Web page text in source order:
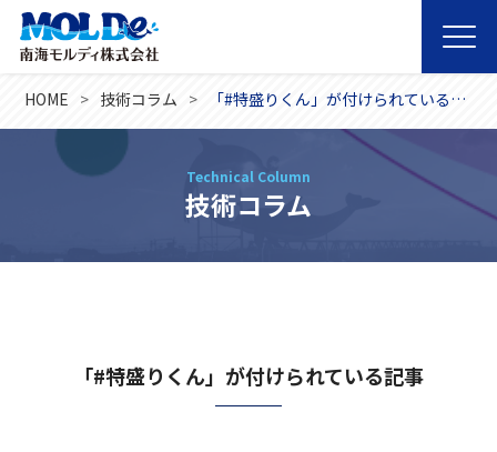
HOME 技術コラム 「#特盛りくん」が付けられている記事
Technical Column
技術コラム
「#特盛りくん」が付けられている記事